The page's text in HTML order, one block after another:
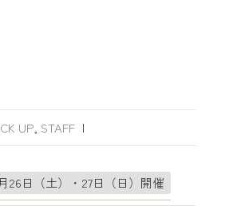
UP STAFF |
26日（土）・27日（日）開催